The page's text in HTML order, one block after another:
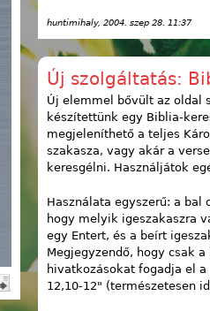
huntimihaly, 2004. szep 28. 11:37
Új szolgáltatás:
Új elemmel bővült az oldal
készítettünk egy Biblia-
megjeleníthető a teljes
szakasza, vagy akár a
keresgélni. Használjátok
Használata egyszerű: a bal
hogy melyik igeszakaszra
egy Entert, és a beírt
Megjegyzendő, hogy csak
hivatkozásokat fogadja el
12,10-12" (természetesen